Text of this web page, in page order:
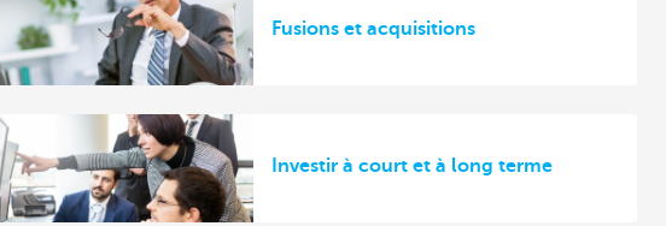
Fusions et acquisitions
Investir à court et à long terme